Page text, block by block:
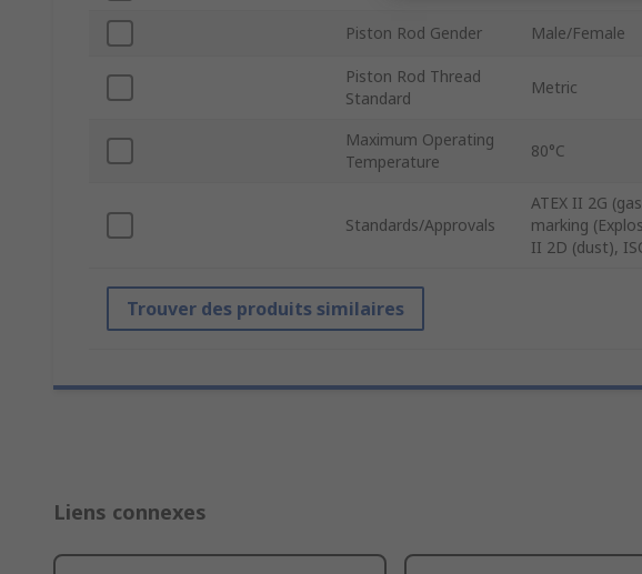
Piston Rod Gender Male/Female
Piston Rod Thread
Standard
Metric
Maximum Operating
Temperature
80°C
Standards/Approvals
ATEX II 2G
marking
II 2D (dust),
Trouver des produits similaires
Liens connexes